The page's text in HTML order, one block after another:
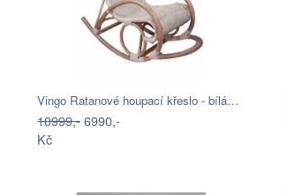
Vingo Ratanové houpací křeslo - bílá…
10999,-6990,-
Kč